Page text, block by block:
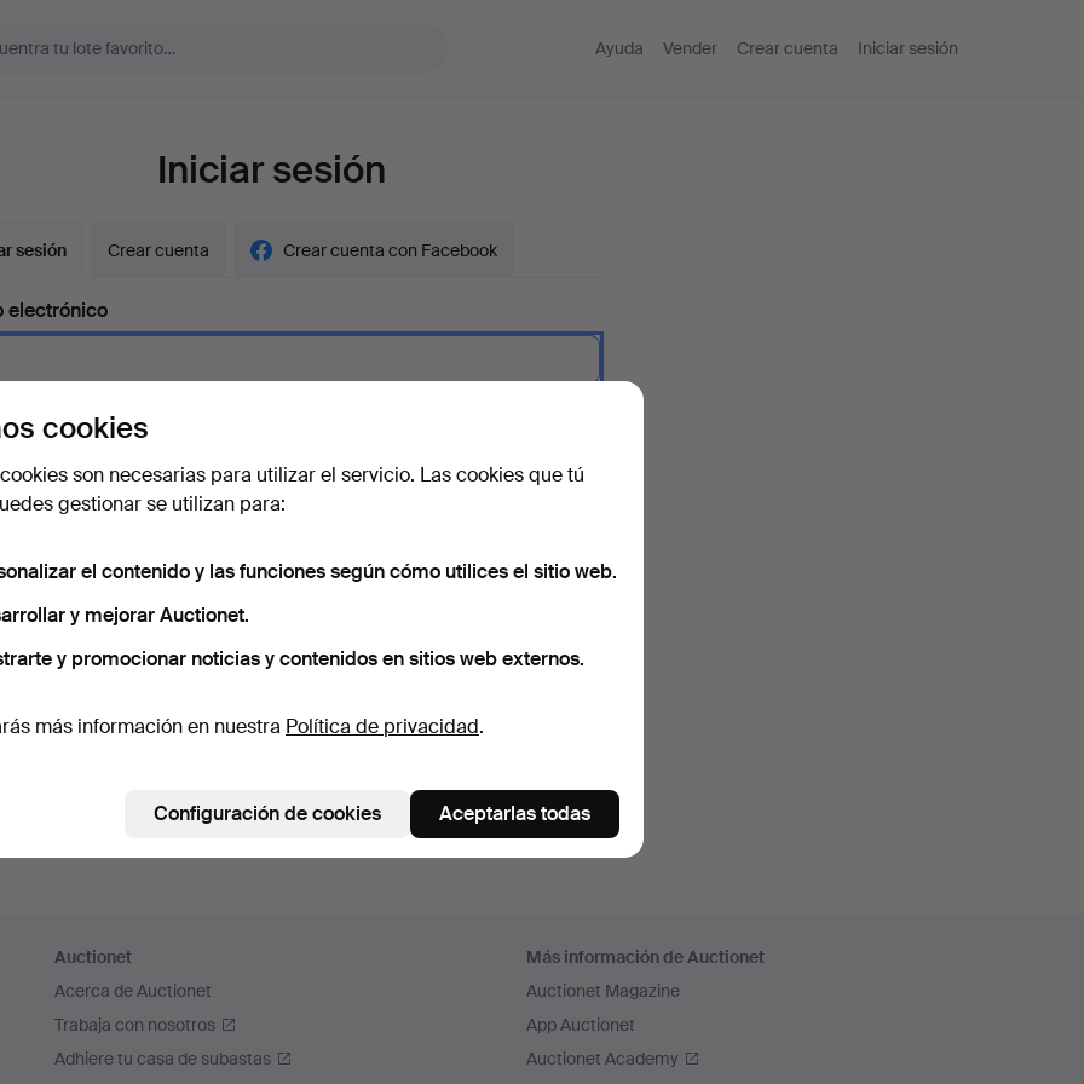
Ayuda Vender Crear cuenta Iniciar sesión
Iniciar sesión
sesión Crear cuenta Crear cuenta con Facebook
electrónico
la contraseña?
Auctionet
Acerca de Auctionet
Trabaja con nosotros
Adhiere tu casa de subastas
Más información de Auctionet
Auctionet Magazine
App Auctionet
Auctionet Academy
cookies
son necesarias para utilizar el servicio. Las cookies que tú
gestionar se utilizan para:
el contenido y las funciones según cómo utilices el sitio web.
y mejorar Auctionet.
y promocionar noticias y contenidos en sitios web externos.
más información en nuestra Política de privacidad.
Configuración de cookies Aceptarlas todas